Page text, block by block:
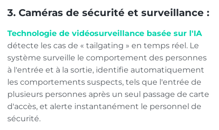
3. Caméras de sécurité et surveillance :
Technologie de vidéosurveillance basée sur l'IA
détecte les cas de « tailgating » en temps réel. Le
système surveille le comportement des personnes
à l'entrée et à la sortie, identifie automatiquement
les comportements suspects, tels que l'entrée de
plusieurs personnes après un seul passage de carte
d'accès, et alerte instantanément le personnel de
sécurité.